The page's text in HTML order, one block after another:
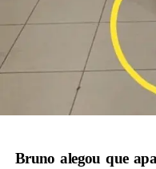
Bruno alegou que